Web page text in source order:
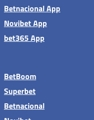
Betnacional App
Novibet App
bet365 App
BetBoom
Superbet
Betnacional